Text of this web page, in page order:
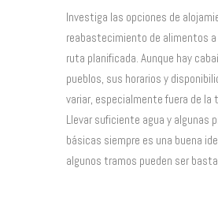
Investiga las opciones de
reabastecimiento de alimentos a
ruta planificada. Aunque hay
pueblos, sus horarios y
variar, especialmente fuera de la
Llevar suficiente agua y algunas
básicas siempre es una buena
algunos tramos pueden ser